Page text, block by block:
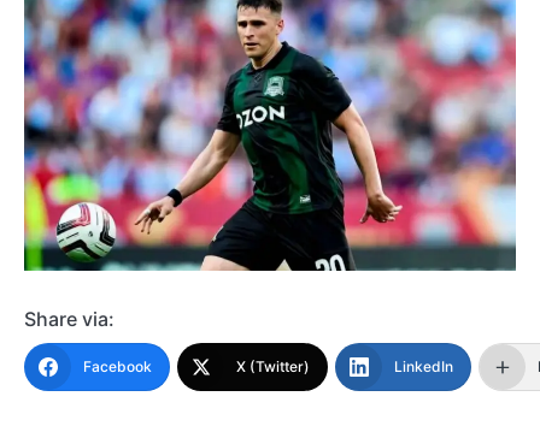
Share via:
Facebook X (Twitter) LinkedIn